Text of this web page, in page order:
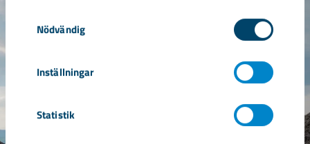
Nödvändig
Inställningar
Statistik